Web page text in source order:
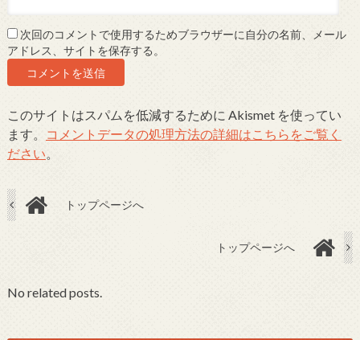
次回のコメントで使用するためブラウザーに自分の名前、メール
アドレス、サイトを保存する。
このサイトはスパムを低減するために Akismet を使ってい
ます。
コメントデータの処理方法の詳細はこちらをご覧く
ださい。
トップページへ
トップページへ
No related posts.